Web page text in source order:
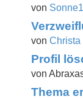
von
von Christa
Profil
von
Thema